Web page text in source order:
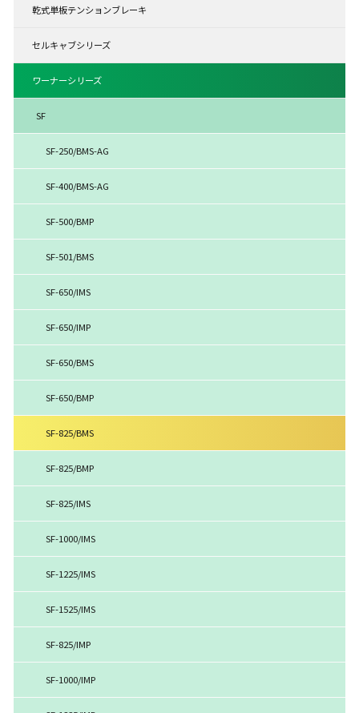
乾式単板テンションブレーキ
セルキャブシリーズ
ワーナーシリーズ
SF
SF-250/BMS-AG
SF-400/BMS-AG
SF-500/BMP
SF-501/BMS
SF-650/IMS
SF-650/IMP
SF-650/BMS
SF-650/BMP
SF-825/BMS
SF-825/BMP
SF-825/IMS
SF-1000/IMS
SF-1225/IMS
SF-1525/IMS
SF-825/IMP
SF-1000/IMP